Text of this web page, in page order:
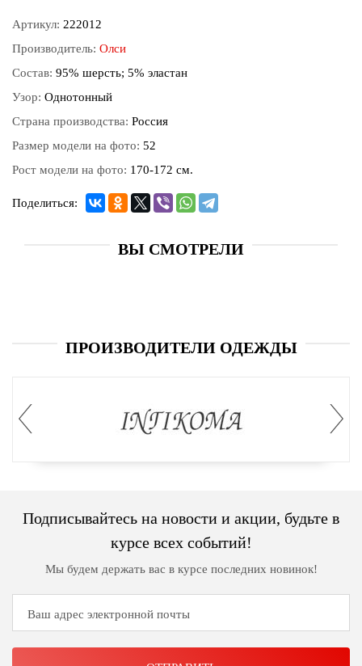
Артикул: 222012
Производитель: Олси
Состав: 95% шерсть; 5% эластан
Узор: Однотонный
Страна производства: Россия
Размер модели на фото: 52
Рост модели на фото: 170-172 см.
Поделиться:
ВЫ СМОТРЕЛИ
ПРОИЗВОДИТЕЛИ ОДЕЖДЫ
Подписывайтесь на новости и акции, будьте в
курсе всех событий!
Мы будем держать вас в курсе последних новинок!